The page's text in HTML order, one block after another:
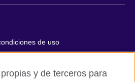
de uso
y de terceros para